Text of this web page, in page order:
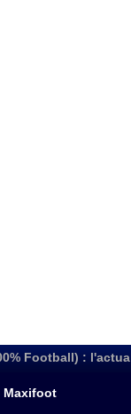
Football) :
Maxifoot